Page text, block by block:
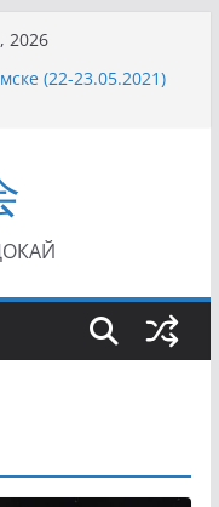
2026
(22-23.05.2021)
(2-5.09.2021)
в России по Кюдо,
области по Кюдо /